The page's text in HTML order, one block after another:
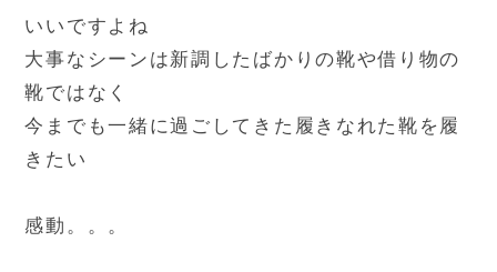
いいですよね
大事なシーンは新調したばかりの靴や借り物の
靴ではなく
今までも一緒に過ごしてきた履きなれた靴を履
きたい
感動。。。